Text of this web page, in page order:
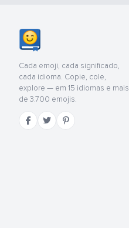
Cada emoji, cada significado,
cada idioma. Copie, cole,
explore — em 15 idiomas e mais
de 3.700 emojis.